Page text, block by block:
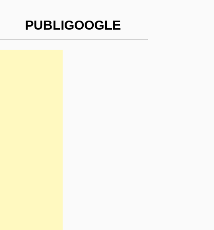
PUBLIGOOGLE